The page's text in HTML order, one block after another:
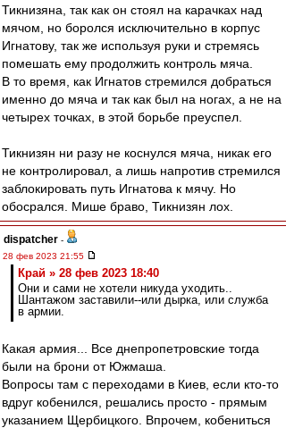
Тикнизяна, так как он стоял на карачках над
мячом, но боролся исключительно в корпус
Игнатову, так же используя руки и стремясь
помешать ему продолжить контроль мяча.
В то время, как Игнатов стремился добраться
именно до мяча и так как был на ногах, а не на
четырех точках, в этой борьбе преуспел.
Тикнизян ни разу не коснулся мяча, никак его
не контролировал, а лишь напротив стремился
заблокировать путь Игнатова к мячу. Но
обосрался. Мише браво, Тикнизян лох.
dispatcher -
28 фев 2023 21:55
Край » 28 фев 2023 18:40
Они и сами не хотели никуда уходить..
Шантажом заставили--или дырка, или служба
в армии.
Какая армия... Все днепропетровские тогда
были на брони от Южмаша.
Вопросы там с переходами в Киев, если кто-то
вдруг кобенился, решались просто - прямым
указанием Щербицкого. Впрочем, кобениться